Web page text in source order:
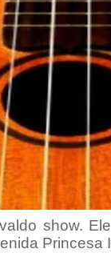
show.
Princesa